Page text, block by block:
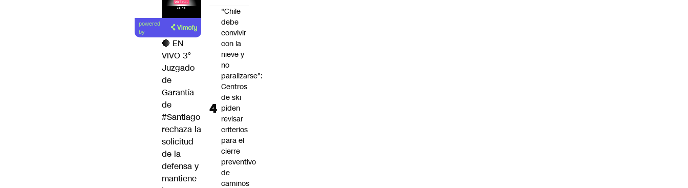
powered
by
🔴 EN
VIVO 3°
Juzgado
de
Garantía
de
#Santiago
rechaza la
solicitud
de la
defensa y
mantiene
"Chile
debe
convivir
con la
nieve y
no
paralizarse":
Centros
de ski
piden
revisar
criterios
para el
cierre
preventivo
de
caminos